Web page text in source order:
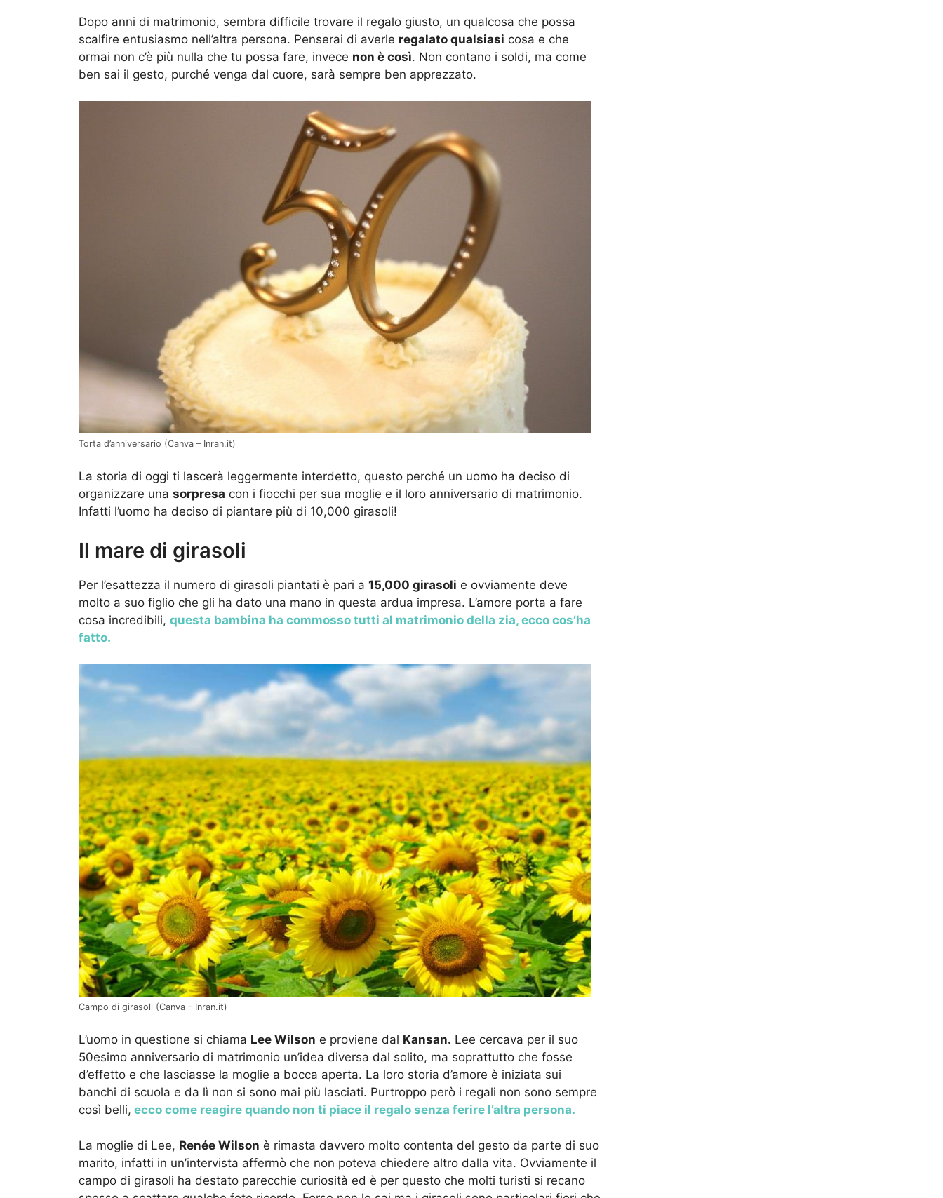
Dopo anni di matrimonio, sembra difficile trovare il regalo giusto, un qualcosa che possa
scalfire entusiasmo nell’altra persona. Penserai di averle regalato qualsiasi cosa e che
ormai non c’è più nulla che tu possa fare, invece non è così. Non contano i soldi, ma come
ben sai il gesto, purché venga dal cuore, sarà sempre ben apprezzato.
Torta d’anniversario (Canva – Inran.it)
La storia di oggi ti lascerà leggermente interdetto, questo perché un uomo ha deciso di
organizzare una sorpresa con i fiocchi per sua moglie e il loro anniversario di matrimonio.
Infatti l’uomo ha deciso di piantare più di 10,000 girasoli!
Il mare di girasoli
Per l’esattezza il numero di girasoli piantati è pari a 15,000 girasoli e ovviamente deve
molto a suo figlio che gli ha dato una mano in questa ardua impresa. L’amore porta a fare
cosa incredibili, questa bambina ha commosso tutti al matrimonio della zia, ecco cos’ha
fatto.
Campo di girasoli (Canva – Inran.it)
L’uomo in questione si chiama Lee Wilson e proviene dal Kansan. Lee cercava per il suo
50esimo anniversario di matrimonio un’idea diversa dal solito, ma soprattutto che fosse
d’effetto e che lasciasse la moglie a bocca aperta. La loro storia d’amore è iniziata sui
banchi di scuola e da lì non si sono mai più lasciati. Purtroppo però i regali non sono sempre
così belli, ecco come reagire quando non ti piace il regalo senza ferire l’altra persona.
La moglie di Lee, Renée Wilson è rimasta davvero molto contenta del gesto da parte di suo
marito, infatti in un’intervista affermò che non poteva chiedere altro dalla vita. Ovviamente il
campo di girasoli ha destato parecchie curiosità ed è per questo che molti turisti si recano